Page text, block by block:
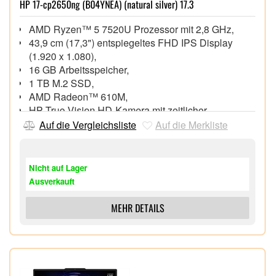
HP 17-cp2650ng (B04YNEA) (natural silver) 17.3
AMD Ryzen™ 5 7520U Prozessor mit 2,8 GHz,
43,9 cm (17,3") entspiegeltes FHD IPS Display
(1.920 x 1.080),
16 GB Arbeitsspeicher,
1 TB M.2 SSD,
AMD Radeon™ 610M,
HP True Vision HD-Kamera mit zeitlicher
Rauschminderung und integrierten Dual-Array-
1x HDMI 1.4b, 1x USB 3.1 Gen 1 Type-C, 2x USB
3.1 Gen 1,
Auf die Vergleichsliste Auf die Merkliste
Nicht auf Lager
Ausverkauft
MEHR DETAILS